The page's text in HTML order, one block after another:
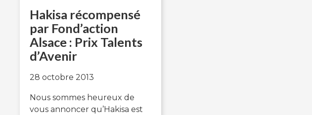
Hakisa récompensé
par Fond’action
Alsace : Prix Talents
d’Avenir
28 octobre 2013
Nous sommes heureux de
vous annoncer qu’Hakisa est